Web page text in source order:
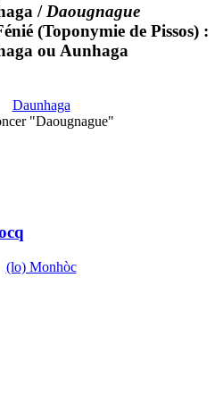
/ Daougnague
(Toponymie de Pissos) :
ou Aunhaga
Daunhaga
"Daougnague"
(lo) Monhòc